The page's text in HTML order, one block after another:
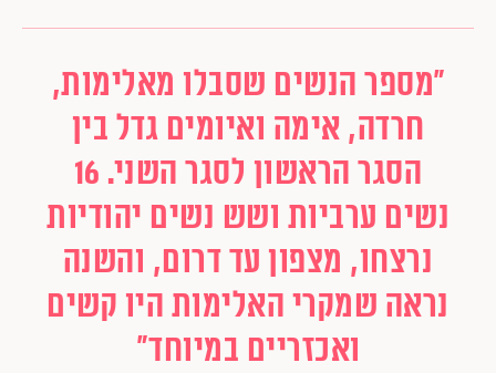
"מספר הנשים שסבלו מאלימות,
חרדה, אימה ואיומים גדל בין
הסגר הראשון לסגר השני. 16
נשים ערביות ושש נשים יהודיות
נרצחו, מצפון עד דרום, והשנה
נראה שמקרי האלימות היו קשים
ואכזריים במיוחד"